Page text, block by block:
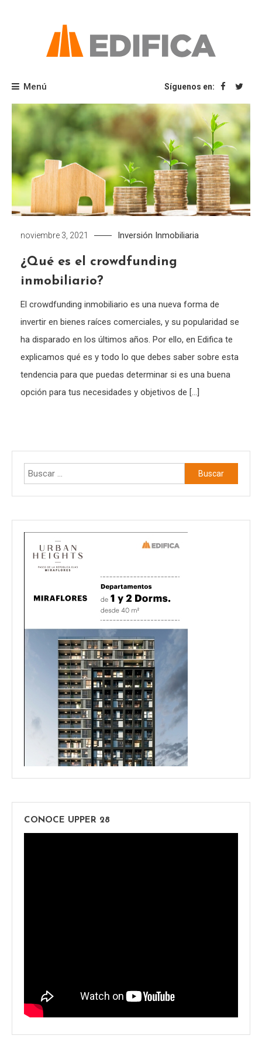
Blog Edifica
Menú Síguenos en:
noviembre 3, 2021 Inversión Inmobiliaria
¿Qué es el crowdfunding
inmobiliario?
El crowdfunding inmobiliario es una nueva forma de
invertir en bienes raíces comerciales, y su popularidad se
ha disparado en los últimos años. Por ello, en Edifica te
explicamos qué es y todo lo que debes saber sobre esta
tendencia para que puedas determinar si es una buena
opción para tus necesidades y objetivos de […]
Buscar:
CONOCE UPPER 28